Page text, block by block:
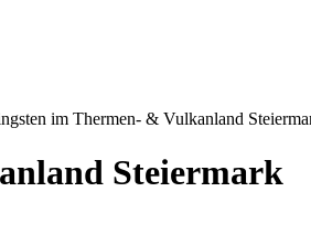
im Thermen- & Vulkanland
Steiermark